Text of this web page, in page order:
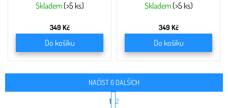
Skladem (>5 ks)
349 Kč
Do košíku
Skladem (>5 ks)
349 Kč
Do košíku
NAČÍST 6 DALŠÍCH
S
t
1 2